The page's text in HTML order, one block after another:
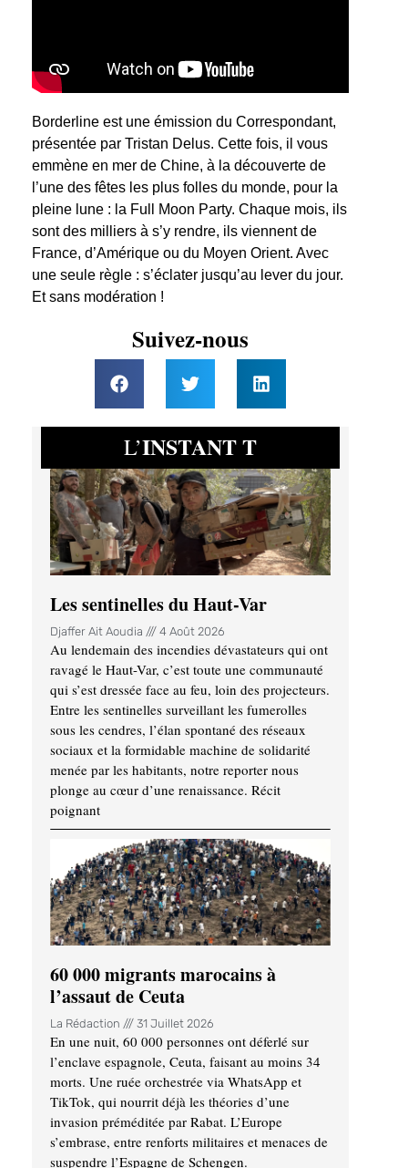
Borderline est une émission du Correspondant,
présentée par Tristan Delus. Cette fois, il vous
emmène en mer de Chine, à la découverte de
l’une des fêtes les plus folles du monde, pour la
pleine lune : la Full Moon Party. Chaque mois, ils
sont des milliers à s’y rendre, ils viennent de
France, d’Amérique ou du Moyen Orient. Avec
une seule règle : s’éclater jusqu’au lever du jour.
Et sans modération !
Suivez-nous
L’INSTANT T
Les sentinelles du Haut-Var
Djaffer Ait Aoudia 4 Août 2026
Au lendemain des incendies dévastateurs qui ont
ravagé le Haut-Var, c’est toute une communauté
qui s’est dressée face au feu, loin des projecteurs.
Entre les sentinelles surveillant les fumerolles
sous les cendres, l’élan spontané des réseaux
sociaux et la formidable machine de solidarité
menée par les habitants, notre reporter nous
plonge au cœur d’une renaissance. Récit
poignant
60 000 migrants marocains à
l’assaut de Ceuta
La Rédaction 31 Juillet 2026
En une nuit, 60 000 personnes ont déferlé sur
l’enclave espagnole, Ceuta, faisant au moins 34
morts. Une ruée orchestrée via WhatsApp et
TikTok, qui nourrit déjà les théories d’une
invasion préméditée par Rabat. L’Europe
s’embrase, entre renforts militaires et menaces de
suspendre l’Espagne de Schengen.